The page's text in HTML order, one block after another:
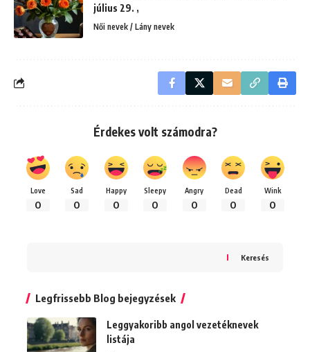
július 29. ,
Női nevek / Lány nevek
Érdekes volt számodra?
Love
0
Sad
0
Happy
0
Sleepy
0
Angry
0
Dead
0
Wink
0
Keresés
Legfrissebb Blog bejegyzések
Leggyakoribb angol vezetéknevek
listája